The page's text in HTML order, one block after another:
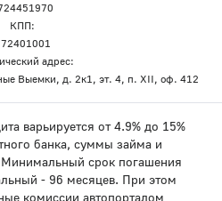
КПП:
адрес:
Выемки, д. 2к1, эт. 4, п. XII, оф. 412
варьируется от 4.9% до 15%
банка, суммы займа и
срок погашения
- 96 месяцев. При этом
комиссии автопорталом